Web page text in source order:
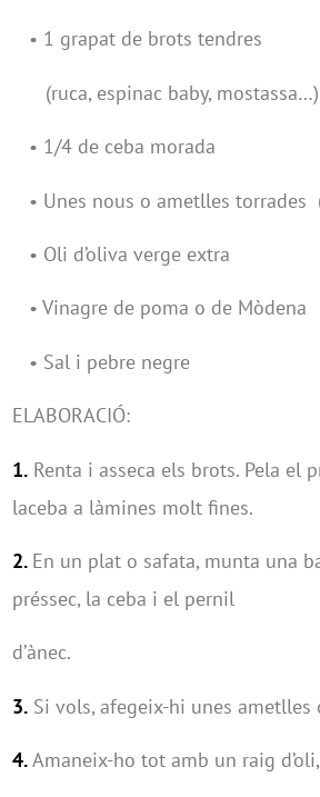
• 1 grapat de brots tendres
(ruca, espinac baby, mostassa…)
• 1/4 de ceba morada
• Unes nous o ametlles torrades
• Oli d’oliva verge extra
• Vinagre de poma o de Mòdena
• Sal i pebre negre
ELABORACIÓ:
1. Renta i asseca els brots. Pela el
laceba a làmines molt fines.
2. En un plat o safata, munta una
préssec, la ceba i el pernil
d’ànec.
3. Si vols, afegeix-hi unes
4.Amaneix-ho tot amb un raig